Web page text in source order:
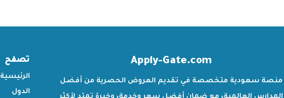
Apply-Gate.com
منصة سعودية متخصصة في تقديم العروض الحصرية من أفضل
تصفح
الرئيسية
الدول